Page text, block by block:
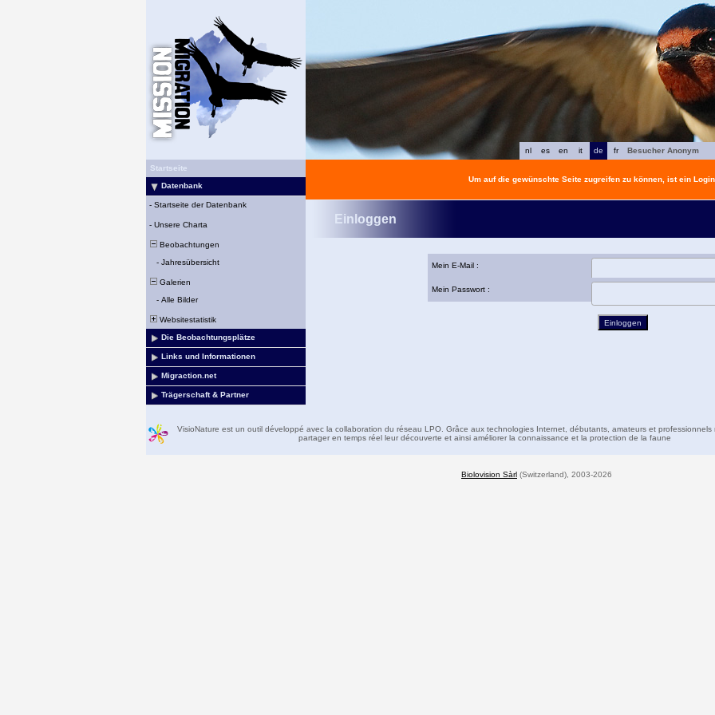
fr
de
it
en
es
nl
Besucher Anonym
Startseite
Datenbank
- Startseite der Datenbank
- Unsere Charta
Beobachtungen
- Jahresübersicht
Galerien
- Alle Bilder
Websitestatistik
Die Beobachtungsplätze
Links und Informationen
Migraction.net
Trägerschaft & Partner
Um auf die gewünschte Seite zugreifen zu können, ist ein
Einloggen
Mein E-Mail :
Mein Passwort :
VisioNature est un outil développé avec la collaboration du réseau LPO. Grâce aux technologies Internet, débutants, amateurs et professionnels
partager en temps réel leur découverte et ainsi améliorer la connaissance et la protection de la faune
Biolovision Sàrl (Switzerland), 2003-2026